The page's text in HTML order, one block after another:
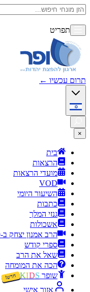
תפריט
תרום עכשיו ←
×
בית
הרצאות
מועדי הרצאות
VOD
השיעור היומי
כתבות
גנזי המלך
אשכולות
הרב אמנון יצחק ב-70 לשון
ספרי קודש
שאל את הרב
הכה את המומחה
שופר
KIDS חדש!
אזור אישי